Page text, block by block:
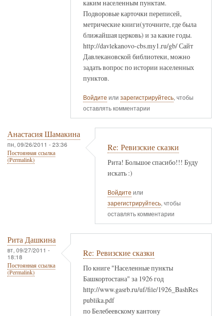
каким населенным пунктам.
Подворовые карточки переписей,
метрические книги(уточните, где была
ближайшая церковь) и за какие годы.
http://davlekanovo-cbs.my1.ru/gb/ Сайт
Давлекановской библиотеки, можно
задать вопрос по истории населенных
пунктов.
Войдите или зарегистрируйтесь, чтобы
оставлять комментарии
Анастасия Шамакина
пн, 09/26/2011 - 23:36
Постоянная ссылка
(Permalink)
Re: Ревизские сказки
Рита! Большое спасибо!!! Буду
искать :)
Войдите или
зарегистрируйтесь, чтобы
оставлять комментарии
Рита Дашкина
вт, 09/27/2011 -
18:18
Постоянная ссылка
(Permalink)
Re: Ревизские сказки
По книге "Населенные пункты
Башкортостана" за 1926 год
http://www.gasrb.ru/uf/file/1926_BashRes
publika.pdf
по Белебеевскому кантону